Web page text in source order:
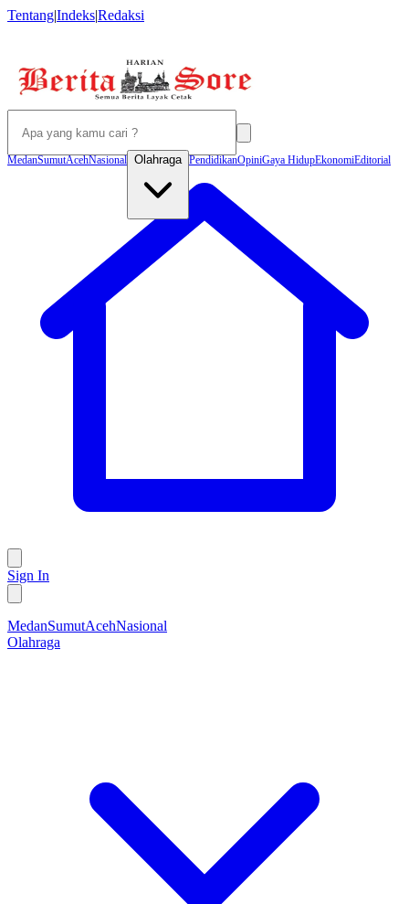
Tentang|Indeks|Redaksi
MedanSumutAcehNasional Olahraga PendidikanOpiniGaya HidupEkonomiEditorial
Sign In
MedanSumutAcehNasional
Olahraga